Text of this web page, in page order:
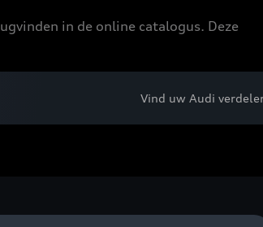
in de online catalogus. Deze
Vind uw Audi